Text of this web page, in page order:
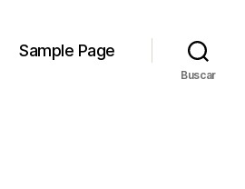
Sample Page
Buscar